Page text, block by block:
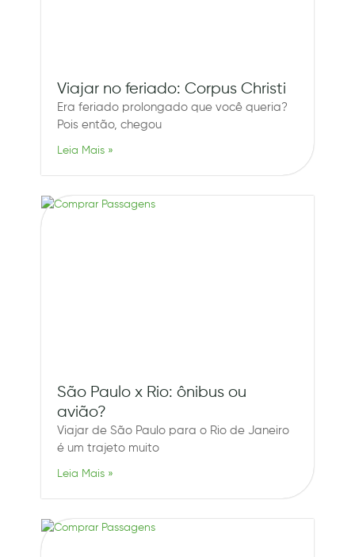
Viajar no feriado: Corpus Christi
Era feriado prolongado que você queria?
Pois então, chegou
Leia Mais »
São Paulo x Rio: ônibus ou
avião?
Viajar de São Paulo para o Rio de Janeiro
é um trajeto muito
Leia Mais »